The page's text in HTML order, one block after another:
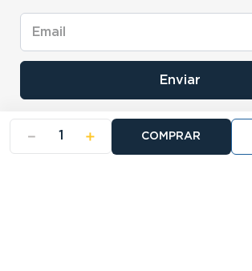
＋
－ COMPRAR
Enviar
- NOSOTROS